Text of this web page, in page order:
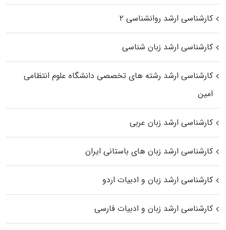
کارشناسی ارشد روانشناسی ۲
کارشناسی ارشد زبان شناسی
کارشناسی ارشد رﺷﺘﻪ ﻫﺎی تخصصی داﻧﺸﮕﺎه ﻋﻠﻮم انتظامی
اﻣﻴﻦ
کارشناسی ارشد زبان عربی
کارشناسی ارشد زبان‌ های باستانی ایران
کارشناسی ارشد زبان و ادبیات اردو
کارشناسی ارشد زبان و ادبیات فارسی